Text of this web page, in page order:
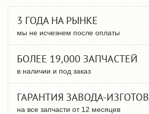
3 ГОДА НА РЫНКЕ
мы не исчезнем после оплаты
БОЛЕЕ 19,000 ЗАПЧАСТЕЙ
в наличии и под заказ
ГАРАНТИЯ ЗАВОДА-
на все запчасти от 12 месяцев